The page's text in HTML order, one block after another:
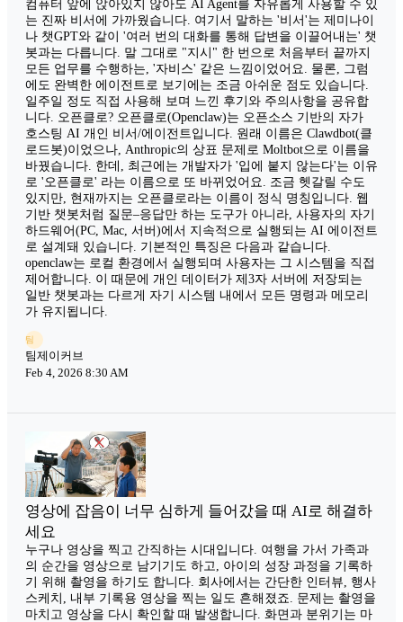
컴퓨터 앞에 앉아있지 않아도 AI Agent를 자유롭게 사용할 수 있
는 진짜 비서에 가까웠습니다. 여기서 말하는 '비서'는 제미나이
나 챗GPT와 같이 '여러 번의 대화를 통해 답변을 이끌어내는' 챗
봇과는 다릅니다. 말 그대로 "지시" 한 번으로 처음부터 끝까지
모든 업무를 수행하는, '자비스' 같은 느낌이었어요. 물론, 그럼
에도 완벽한 에이전트로 보기에는 조금 아쉬운 점도 있습니다.
일주일 정도 직접 사용해 보며 느낀 후기와 주의사항을 공유합
니다. 오픈클로? 오픈클로(Openclaw)는 오픈소스 기반의 자가
호스팅 AI 개인 비서/에이전트입니다. 원래 이름은 Clawdbot(클
로드봇)이었으나, Anthropic의 상표 문제로 Moltbot으로 이름을
바꿨습니다. 한데, 최근에는 개발자가 '입에 붙지 않는다'는 이유
로 '오픈클로' 라는 이름으로 또 바뀌었어요. 조금 헷갈릴 수도
있지만, 현재까지는 오픈클로라는 이름이 정식 명칭입니다. 웹
기반 챗봇처럼 질문–응답만 하는 도구가 아니라, 사용자의 자기
하드웨어(PC, Mac, 서버)에서 지속적으로 실행되는 AI 에이전트
로 설계돼 있습니다. 기본적인 특징은 다음과 같습니다.
openclaw는 로컬 환경에서 실행되며 사용자는 그 시스템을 직접
제어합니다. 이 때문에 개인 데이터가 제3자 서버에 저장되는
일반 챗봇과는 다르게 자기 시스템 내에서 모든 명령과 메모리
가 유지됩니다.
팀
팀제이커브
Feb 4, 2026 8:30 AM
영상에 잡음이 너무 심하게 들어갔을 때 AI로 해결하
세요
누구나 영상을 찍고 간직하는 시대입니다. 여행을 가서 가족과
의 순간을 영상으로 남기기도 하고, 아이의 성장 과정을 기록하
기 위해 촬영을 하기도 합니다. 회사에서는 간단한 인터뷰, 행사
스케치, 내부 기록용 영상을 찍는 일도 흔해졌죠. 문제는 촬영을
마치고 영상을 다시 확인할 때 발생합니다. 화면과 분위기는 마